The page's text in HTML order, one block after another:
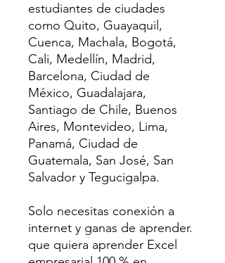
estudiantes de ciudades
como Quito, Guayaquil,
Cuenca, Machala, Bogotá,
Cali, Medellín, Madrid,
Barcelona, Ciudad de
México, Guadalajara,
Santiago de Chile, Buenos
Aires, Montevideo, Lima,
Panamá, Ciudad de
Guatemala, San José, San
Salvador y Tegucigalpa.
Solo necesitas conexión a
internet y ganas de aprender.
que quiera aprender Excel